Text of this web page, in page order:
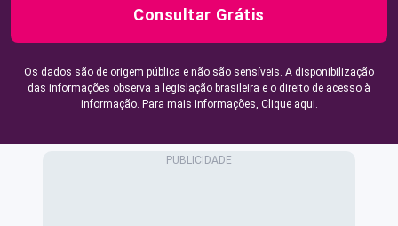
Consultar Grátis
Os dados são de origem pública e não são sensíveis. A disponibilização
das informações observa a legislação brasileira e o direito de acesso à
informação. Para mais informações, Clique aqui.